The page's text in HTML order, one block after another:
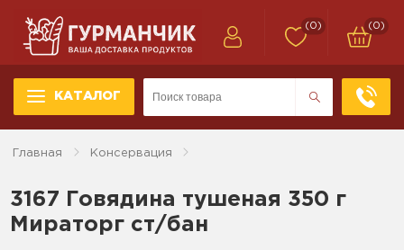
КАТАЛОГ
(0) (0)
Главная Консервация
3167 Говядина тушеная 350 г
Мираторг ст/бан